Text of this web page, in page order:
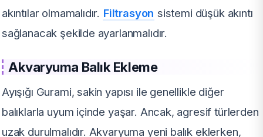
akıntılar olmamalıdır. Filtrasyon sistemi düşük akıntı
sağlanacak şekilde ayarlanmalıdır.
Akvaryuma Balık Ekleme
Ayışığı Gurami, sakin yapısı ile genellikle diğer
balıklarla uyum içinde yaşar. Ancak, agresif türlerden
uzak durulmalıdır. Akvaryuma yeni balık eklerken,